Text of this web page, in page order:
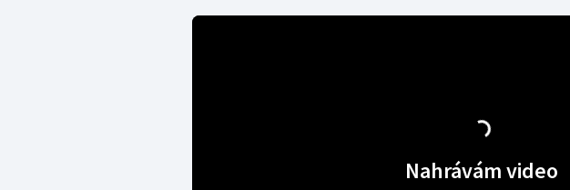
Nahrávám video